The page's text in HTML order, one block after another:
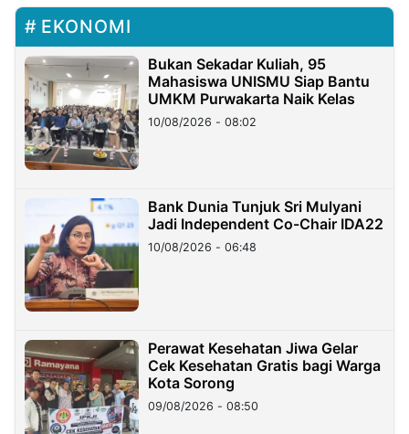
EKONOMI
Bukan Sekadar Kuliah, 95
Mahasiswa UNISMU Siap Bantu
UMKM Purwakarta Naik Kelas
10/08/2026 - 08:02
Bank Dunia Tunjuk Sri Mulyani
Jadi Independent Co-Chair IDA22
10/08/2026 - 06:48
Perawat Kesehatan Jiwa Gelar
Cek Kesehatan Gratis bagi Warga
Kota Sorong
09/08/2026 - 08:50